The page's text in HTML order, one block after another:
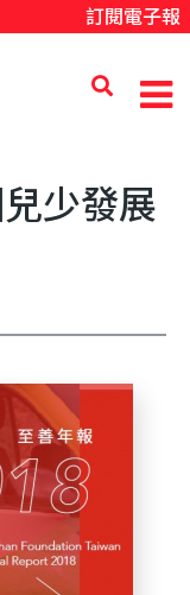
訂閱電子報
少發展